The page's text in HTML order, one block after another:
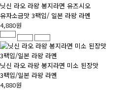
닛신 라오 라왕 봉지라면 유즈시오
유자소금맛 3팩입/ 일본 라왕 라멘
4,880원
닛신 라오 라왕 봉지라면 미소 된장맛
3팩입/일본 라왕 라멘
4,880원